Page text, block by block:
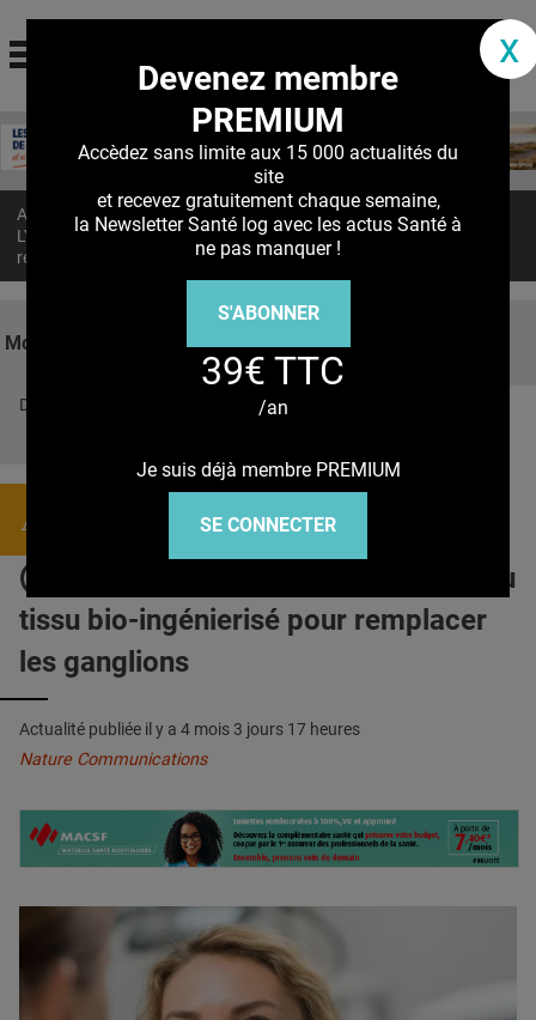
Jump to navigation
La communauté des professionnels de santé
MON COMPTE
S'ABONNER À LA REVUE SOIN À DOMICILE
E-REVUE SAD
PUBLICITÉ
CRÉDITS
Accueil > Actualités
LYMPHŒDÈME SECONDAIRE : Du tissu bio-ingénierisé pour
remplacer les ganglions
Mots clés
Découvrez nos réseaux sociaux
Actualités
LYMPHŒDÈME SECONDAIRE : Du
tissu bio-ingénierisé pour remplacer
les ganglions
Actualité publiée il y a 4 mois 3 jours 17 heures
Nature Communications
x
Devenez membre
PREMIUM
Accèdez sans limite aux 15 000 actualités du
site
et recevez gratuitement chaque semaine,
la Newsletter Santé log avec les actus Santé à
ne pas manquer !
S'ABONNER
39€ TTC
/an
Je suis déjà membre PREMIUM
SE CONNECTER